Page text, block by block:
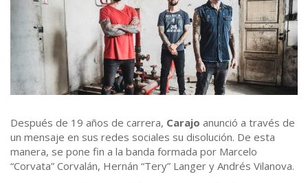
Después de 19 años de carrera, Carajo anunció a través de
un mensaje en sus redes sociales su disolución. De esta
manera, se pone fin a la banda formada por Marcelo
“Corvata” Corvalán, Hernán “Tery” Langer y Andrés Vilanova.